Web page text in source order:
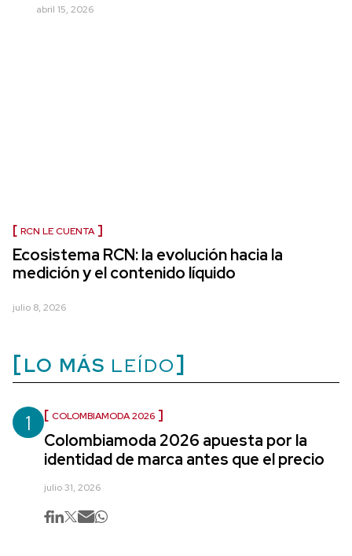
abril 15, 2026
RCN LE CUENTA
Ecosistema RCN: la evolución hacia la
medición y el contenido líquido
julio 8, 2026
LO MÁS LEÍDO
1 COLOMBIAMODA 2026
Colombiamoda 2026 apuesta por la
identidad de marca antes que el precio
julio 31, 2026